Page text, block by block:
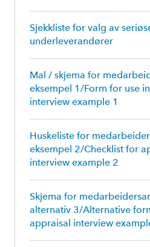
Logg inn for å laste ned
Sjekkliste for valg av
underleverandører
Logg inn for å laste ned
Mal / skjema for
eksempel 1/Form for use
interview example 1
Logg inn for å laste ned
Huskeliste for
eksempel 2/Checklist for
interview example 2
Skjema for
alternativ 3/Alternative
appraisal interview